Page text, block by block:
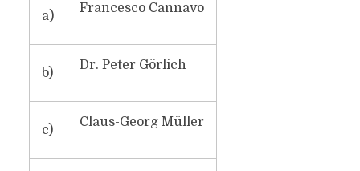
a)
Francesco Cannavo
b)
Dr. Peter Görlich
c)
Claus-Georg Müller